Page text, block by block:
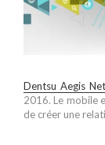
Dentsu Aegis
2016. Le mobile
de créer une